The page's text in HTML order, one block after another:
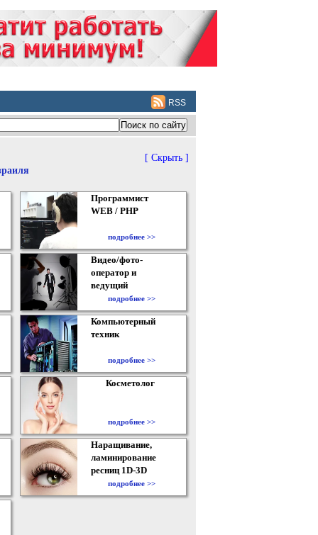
RSS
[ Скрыть ]
Программист
WEB / PHP
подробнее >>
Видео/фото-
оператор и
ведущий
подробнее >>
Компьютерный
техник
подробнее >>
Косметолог
подробнее >>
Наращивание,
ламинирование
ресниц 1D-3D
подробнее >>